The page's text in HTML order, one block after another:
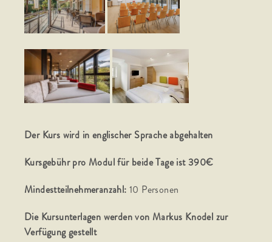
Der Kurs wird in englischer Sprache abgehalten
Kursgebühr pro Modul für beide Tage ist 390€
Mindestteilnehmeranzahl: 10 Personen
Die Kursunterlagen werden von Markus Knodel zur
Verfügung gestellt